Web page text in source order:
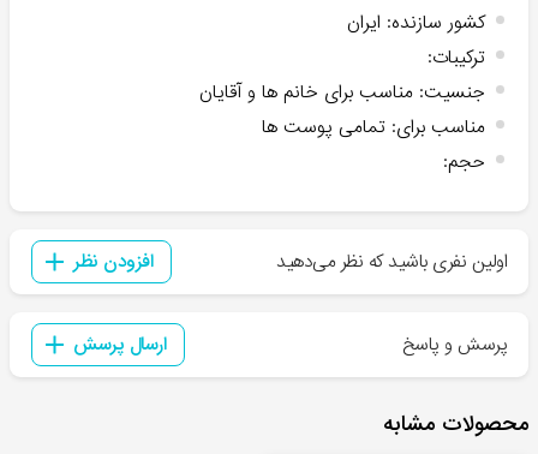
کشور سازنده: ایران
ترکیبات:
جنسیت: مناسب برای خانم ها و آقایان
مناسب برای: تمامی پوست ها
حجم:
اولین نفری باشید که نظر می‌دهید افزودن نظر
پرسش و پاسخ ارسال پرسش
محصولات مشابه